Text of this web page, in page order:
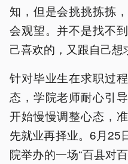
知，但是会挑挑拣拣
会观望。并不是找不
己喜欢的，又跟自己想
针对毕业生在求职过
态，学院老师耐心引
开始慢慢调整心态，
先就业再择业。6月25
院举办的一场“百县对